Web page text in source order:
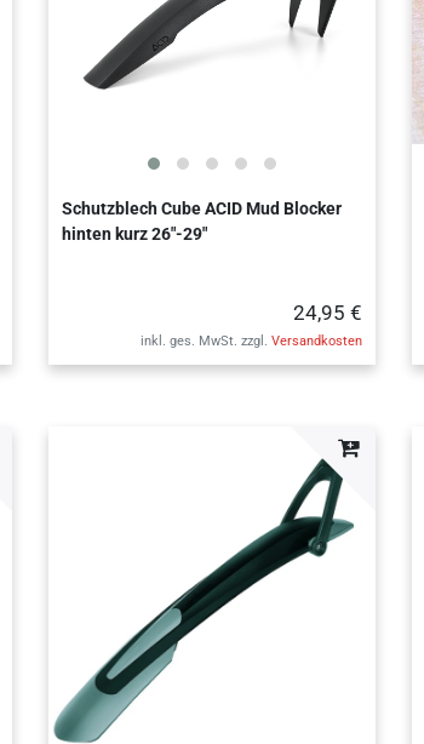
Schutzblech Cube ACID Mud Blocker
hinten kurz 26"-29"
24,95 €
inkl. ges. MwSt. zzgl. Versandkosten